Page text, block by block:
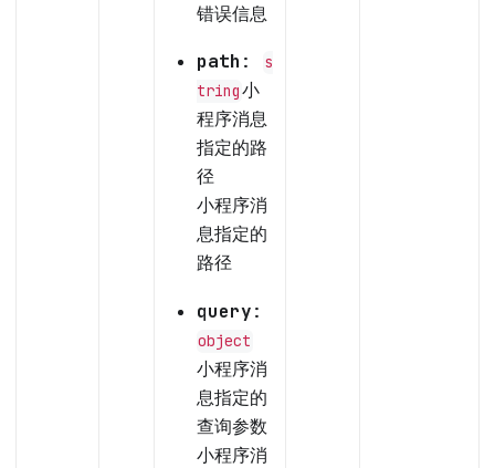
错误信息
path :
s
tring小
程序消息
指定的路
径
小程序消
息指定的
路径
query:
object
小程序消
息指定的
查询参数
小程序消